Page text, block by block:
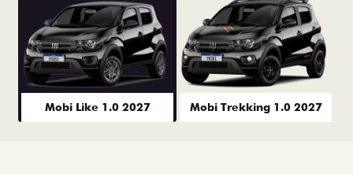
Mobi Like 1.0 2027 Mobi Trekking 1.0 2027